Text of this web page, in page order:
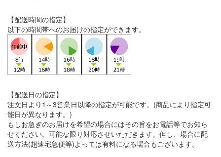
【配送時間の指定】
以下の時間帯へのお届けの指定ができます。
【配送日の指定】
注文日より1～3営業日以降の指定が可能です。(商品により指定可
能日が異なります。)
もしお急ぎのお届けを希望の場合にはその旨をお電話等でお知ら
せください。可能な限り対応させいただきます。但し、場合に配
送方法(超速宅急便等)よっては有料になる場合もございます。